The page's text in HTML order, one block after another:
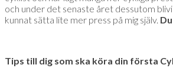
och under det senaste året dessutom
kunnat sätta lite mer press på mig själv.
Tips till dig som ska köra din första